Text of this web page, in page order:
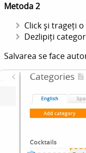
Metoda 2
Click și trageți
Dezlipiți
Salvarea se face